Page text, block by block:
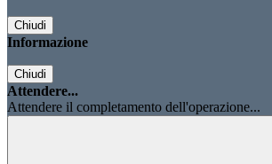
Chiudi
Informazione
Chiudi
Attendere...
Attendere il completamento dell'operazione...